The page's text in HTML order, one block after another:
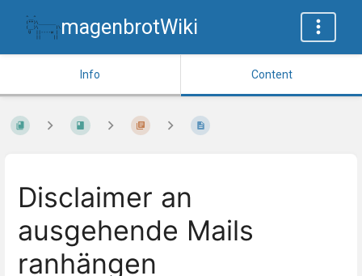
magenbrotWiki
Info Content
Disclaimer an
ausgehende Mails
ranhängen